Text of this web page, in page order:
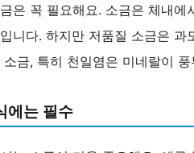
은 꼭 필요해요. 소금은 체내
니다. 하지만 저품질 소금은
소금, 특히 천일염은 미네랄이
에는 필수